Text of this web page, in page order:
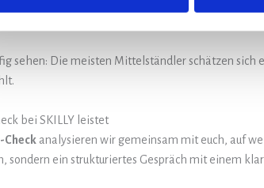
Optimierung, Skalierung und darum, den
sehen: Die meisten Mittelständler schätzen sich
bei SKILLY leistet
Check analysieren wir gemeinsam mit euch, auf
sondern ein strukturiertes Gespräch mit einem